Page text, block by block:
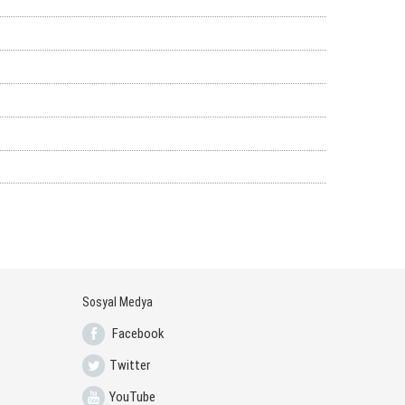
Sosyal Medya
Facebook
Twitter
YouTube